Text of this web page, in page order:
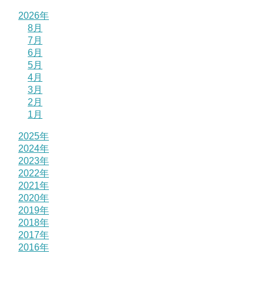
2026年
8月
7月
6月
5月
4月
3月
2月
1月
2025年
2024年
2023年
2022年
2021年
2020年
2019年
2018年
2017年
2016年